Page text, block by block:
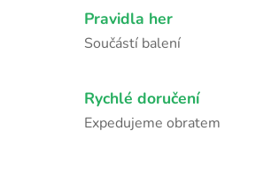
Pravidla her
Součástí balení
Rychlé doručení
Expedujeme obratem